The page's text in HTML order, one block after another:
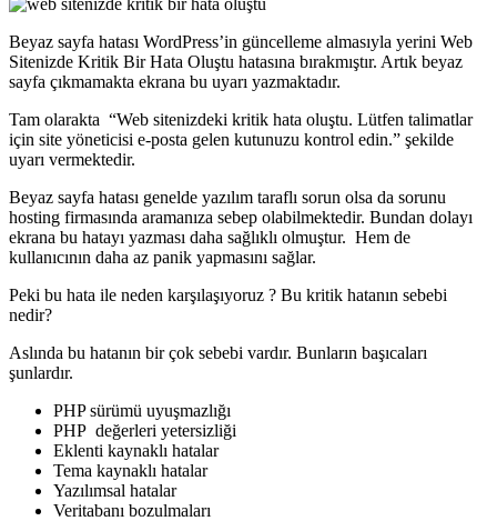
Beyaz sayfa hatası WordPress’in güncelleme almasıyla yerini Web
Sitenizde Kritik Bir Hata Oluştu hatasına bırakmıştır. Artık beyaz
sayfa çıkmamakta ekrana bu uyarı yazmaktadır.
Tam olarakta “Web sitenizdeki kritik hata oluştu. Lütfen talimatlar
için site yöneticisi e-posta gelen kutunuzu kontrol edin.” şekilde
uyarı vermektedir.
Beyaz sayfa hatası genelde yazılım taraflı sorun olsa da sorunu
hosting firmasında aramanıza sebep olabilmektedir. Bundan dolayı
ekrana bu hatayı yazması daha sağlıklı olmuştur. Hem de
kullanıcının daha az panik yapmasını sağlar.
Peki bu hata ile neden karşılaşıyoruz ? Bu kritik hatanın sebebi
nedir?
Aslında bu hatanın bir çok sebebi vardır. Bunların başıcaları
şunlardır.
PHP sürümü uyuşmazlığı
PHP değerleri yetersizliği
Eklenti kaynaklı hatalar
Tema kaynaklı hatalar
Yazılımsal hatalar
Veritabanı bozulmaları